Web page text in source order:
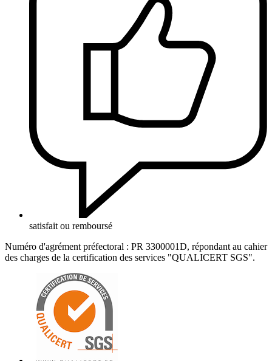
satisfait ou remboursé
Numéro d'agrément préfectoral : PR 3300001D, répondant au cahier
des charges de la certification des services "QUALICERT SGS".